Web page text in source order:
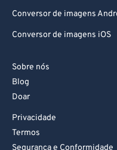
Conversor de imagens
Conversor de imagens iOS
Sobre nós
Blog
Doar
Privacidade
Termos
Segurança e Conformidade